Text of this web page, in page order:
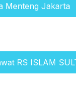
Menteng Jakarta
RS ISLAM